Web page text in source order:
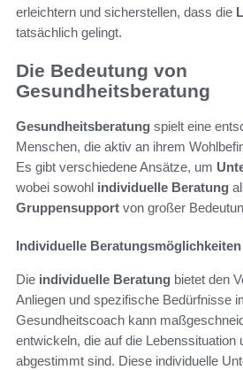
erleichtern und sicherstellen, dass die
tatsächlich gelingt.
Die Bedeutung von
Gesundheitsberatung
Gesundheitsberatung spielt eine
Menschen, die aktiv an ihrem
Es gibt verschiedene Ansätze, um
wobei sowohl individuelle Beratung
Gruppensupport von großer
Individuelle Beratungsmöglichkeiten
Die individuelle Beratung bietet den
Anliegen und spezifische Bedürfnisse
Gesundheitscoach kann
entwickeln, die auf die Lebenssituation
abgestimmt sind. Diese individuelle